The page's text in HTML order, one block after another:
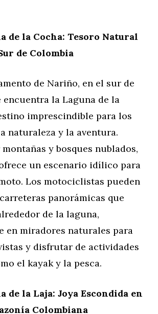
de la Cocha: Tesoro Natural
de Colombia
de Nariño, en el sur de
encuentra la Laguna de la
imprescindible para los
naturaleza y la aventura.
y bosques nublados,
un escenario idílico para
Los motociclistas pueden
panorámicas que
de la laguna,
en miradores naturales para
y disfrutar de actividades
el kayak y la pesca.
de la Laja: Joya Escondida en
Colombiana